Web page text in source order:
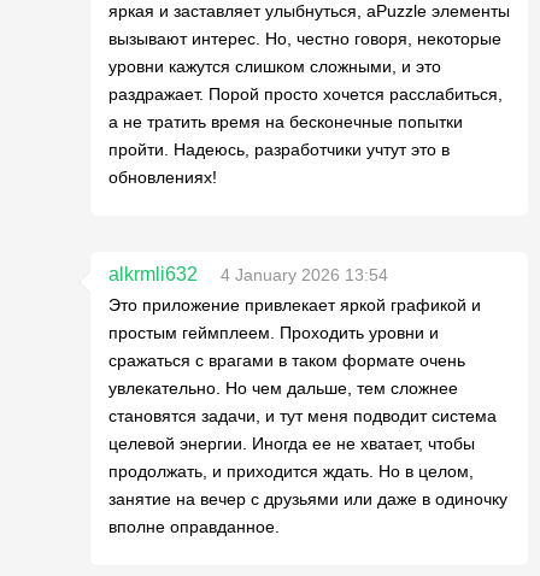
яркая и заставляет улыбнуться, аPuzzle элементы
вызывают интерес. Но, честно говоря, некоторые
уровни кажутся слишком сложными, и это
раздражает. Порой просто хочется расслабиться,
а не тратить время на бесконечные попытки
пройти. Надеюсь, разработчики учтут это в
обновлениях!
alkrmli632
4 January 2026 13:54
Это приложение привлекает яркой графикой и
простым геймплеем. Проходить уровни и
сражаться с врагами в таком формате очень
увлекательно. Но чем дальше, тем сложнее
становятся задачи, и тут меня подводит система
целевой энергии. Иногда ее не хватает, чтобы
продолжать, и приходится ждать. Но в целом,
занятие на вечер с друзьями или даже в одиночку
вполне оправданное.